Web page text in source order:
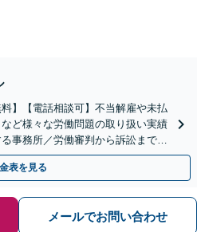
】【電話相談可】不当解雇や未払
ど様々な労働問題の取り扱い実績
事務所／労働審判から訴訟まで、
立案」
表を見る
メールでお問い合わせ